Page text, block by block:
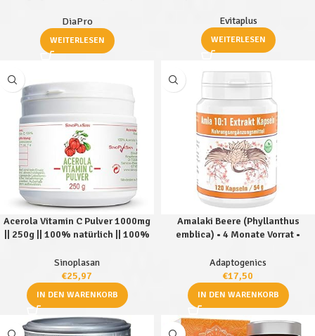
Monats-Vorrat. 100% Vegan.
Laborgeprüft. Made in Germany.
DiaPro
WEITERLESEN
Evitaplus
WEITERLESEN
Acerola Vitamin C Pulver 1000mg
|| 250g || 100% natürlich || 100%
Sinoplasan
€25,97
IN DEN WARENKORB
Amalaki Beere (Phyllanthus
emblica) • 4 Monate Vorrat •
Zusätze • Extrakt aus der Amla-
Frucht • 120 Kapseln je 380 mg
Adaptogenics
€17,50
IN DEN WARENKORB